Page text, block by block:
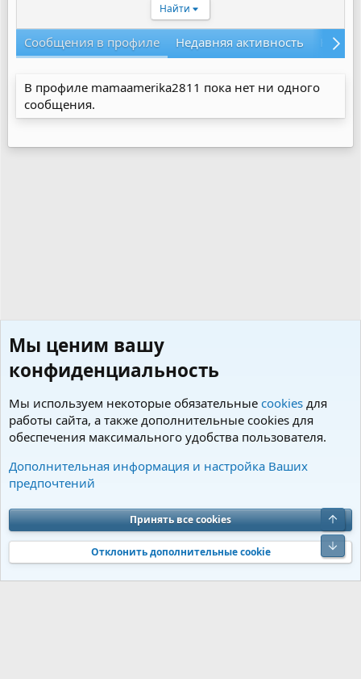
Найти
Сообщения в профиле Недавняя активность
В профиле mamaamerika2811 пока нет ни одного
сообщения.
Пользователи
Cookies Charm by DCom
Обратная связь
Условия и правила
Политика конфиденциальности
Помощь
S
S
Community platform by XenForo® © 2010-2026 XenForo Ltd. Перевод от
Jumuro®|Media embeds via s9e/MediaSites
Мы ценим вашу
конфиденциальность
Мы используем некоторые обязательные cookies для
работы сайта, а также дополнительные cookies для
обеспечения максимального удобства пользователя.
Дополнительная информация и настройка Ваших
предпочтений
Принять все cookies
Отклонить дополнительные cookie
Верх
Низ